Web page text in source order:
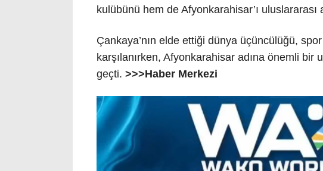
kulübünü hem de Afyonkarahisar’ı
Çankaya’nın elde ettiği dünya üçüncülüğü,
karşılanırken, Afyonkarahisar adına önemli bir
geçti. >>>Haber Merkezi